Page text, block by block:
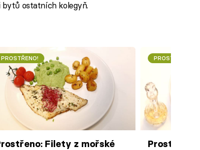
ostatních kolegyň.
PROSTŘENO!
Filety z mořské
PROSTŘENO!
Prostřeno: